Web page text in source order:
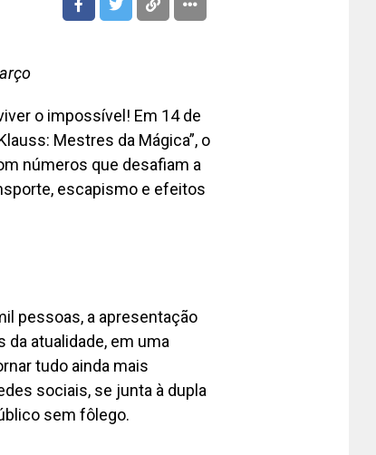
o impossível! Em 14 de
Mestres da Mágica”, o
números que desafiam a
escapismo e efeitos
pessoas, a apresentação
atualidade, em uma
tudo ainda mais
sociais, se junta à dupla
sem fôlego.